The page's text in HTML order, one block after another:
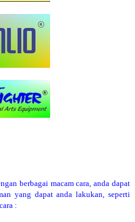
berbagai macam cara, anda dapat
yang dapat anda lakukan, seperti
: